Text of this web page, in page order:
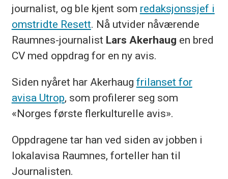
journalist, og ble kjent som redaksjonssjef i
omstridte Resett. Nå utvider nåværende
Raumnes-journalist Lars Akerhaug en bred
CV med oppdrag for en ny avis.
Siden nyåret har Akerhaug frilanset for
avisa Utrop, som profilerer seg som
«Norges første flerkulturelle avis».
Oppdragene tar han ved siden av jobben i
lokalavisa Raumnes, forteller han til
Journalisten.